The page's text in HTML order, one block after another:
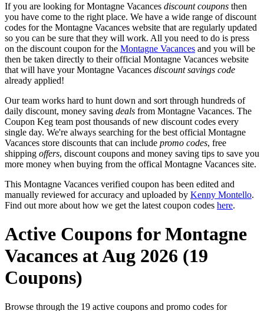
If you are looking for Montagne Vacances discount coupons then
you have come to the right place. We have a wide range of discount
codes for the Montagne Vacances website that are regularly updated
so you can be sure that they will work. All you need to do is press
on the discount coupon for the Montagne Vacances and you will be
then be taken directly to their official Montagne Vacances website
that will have your Montagne Vacances discount savings code
already applied!
Our team works hard to hunt down and sort through hundreds of
daily discount, money saving deals from Montagne Vacances. The
Coupon Keg team post thousands of new discount codes every
single day. We're always searching for the best official Montagne
Vacances store discounts that can include promo codes, free
shipping offers, discount coupons and money saving tips to save you
more money when buying from the offical Montagne Vacances site.
This Montagne Vacances verified coupon has been edited and
manually reviewed for accuracy and uploaded by Kenny Montello.
Find out more about how we get the latest coupon codes here.
Active Coupons for Montagne
Vacances at Aug 2026 (19
Coupons)
Browse through the 19 active coupons and promo codes for